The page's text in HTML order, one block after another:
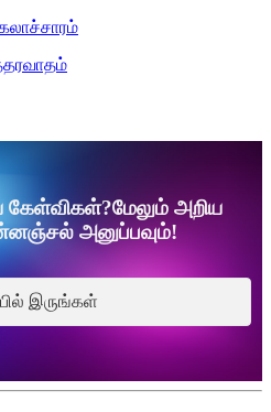
கேள்விகள்?மேலும் அறிய
அனுப்பவும்!
இருங்கள்